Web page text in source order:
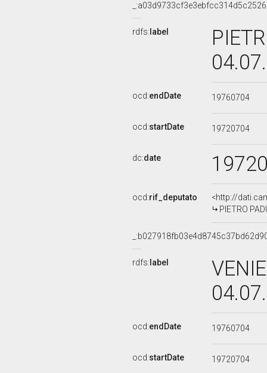
rdfs: label
ocd:endDate 19760704
ocd:startDate 19720704
dc:date
ocd:rif_deputato
<http://
PIETRO
rdfs: label
ocd:endDate 19760704
ocd:startDate 19720704